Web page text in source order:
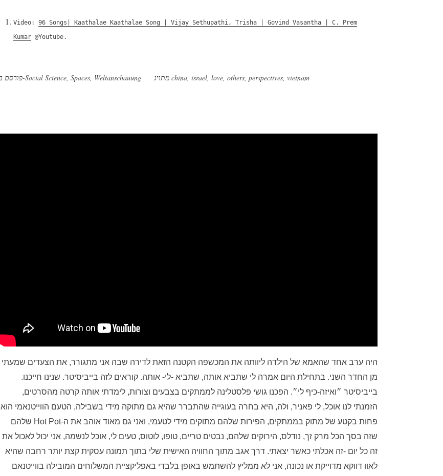
Video:96 Songs| Kaathalae Kaathalae Song | Vijay Sethupathi, Trisha | Govind Vasantha | C. Prem
Kumar @Youtube.
פורסם ב-Social Science,Spaces, Weltanschauung מתויג china, israel, love, others, perspectives, vietnam
היה ערב אחד שהאמא של הילדה ליוותה את המכשפה הקטנה הזאת לדירה שבה אני מתגורר, את הצעדים שמעתי
מן החדר השני. בתחילת היום אמרה לי שתביא אותה, שתביא -לי- אותה. קוראים לזה בייביסיטר. שנינו חייכנו.
בייביסיטר ״ואיזה-כיף לי״. הפכנו גושי פלסטלינה לממתקים בצבעים וצורות, לימדתי אותה קרטה מהסרטים,
הזמנתי לנו אוכל, לי פאניר, ולה, היא בחרה בעוגייה שהתברר שהיא גם מתוקה מידי בשבילה, הטעם הווייטנאמי הוא
פחות בקטע של מתוק בממתקים, הפירות שלהם מתוקים מידי לטעמי, ואני גם מאוד אוהב את ה-Hot Pot שלהם
שזה בסך הכל מרק זך, נודלס, הירוקים שלהם, נבטים טריים, טופו, לוטוס, טעים לי, אוכל לנשמה, אני יכול לאכול את
זה כל יום -זה אכלתי כאשר יצאתי. דרך אגב מתוך החוויה האישית שלי בתוך תמונה עסקית קצת יותר רחבה שהיא
לאוו דווקא מדוייקת או נכונה, אני לא ממליץ להשתמש באופן בלבדי באפליקציית המשלוחים המובילה בווייטנאם